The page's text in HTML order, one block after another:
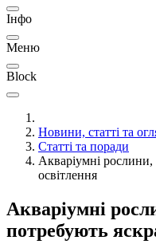
Інфо
Меню
Block
Новини, статті та
Статті та поради
Акваріумні рослини,
освітлення
Акваріумні
потребують